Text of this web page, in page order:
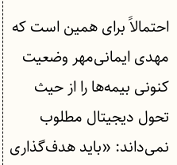
احتمالاً برای همین است که
مهدی ایمانی‌مهر وضعیت
کنونی بیمه‌ها را از حیث
تحول دیجیتال مطلوب
نمی‌داند: «باید هدف‌گذاری